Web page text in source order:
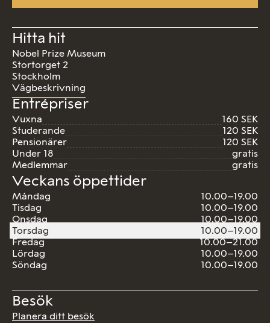
Hitta hit
Nobel Prize Museum
Stortorget 2
Stockholm
Vägbeskrivning
Entrépriser
Vuxna
160 SEK
Studerande
120 SEK
Pensionärer
120 SEK
Under 18
gratis
Medlemmar
gratis
Veckans öppettider
Måndag
10.00–19.00
Tisdag
10.00–19.00
Onsdag
10.00–19.00
Torsdag
10.00–19.00
Fredag
10.00–21.00
Lördag
10.00–19.00
Söndag
10.00–19.00
Besök
Planera ditt besök